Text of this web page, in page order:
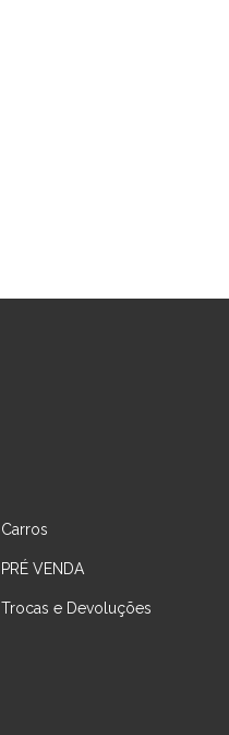
Carros
PRÉ VENDA
Trocas e Devoluções